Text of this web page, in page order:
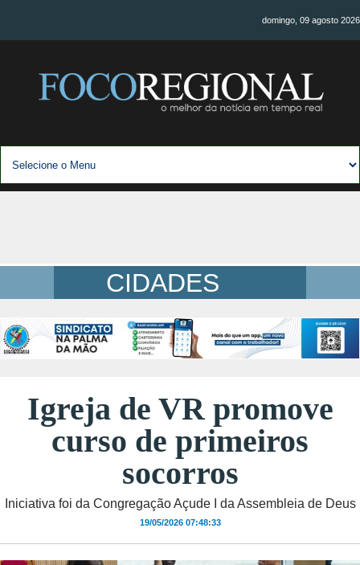
domingo, 09 agosto 2026
CIDADES
Igreja de VR promove
curso de primeiros
socorros
Iniciativa foi da Congregação Açude I da Assembleia de Deus
19/05/2026 07:48:33